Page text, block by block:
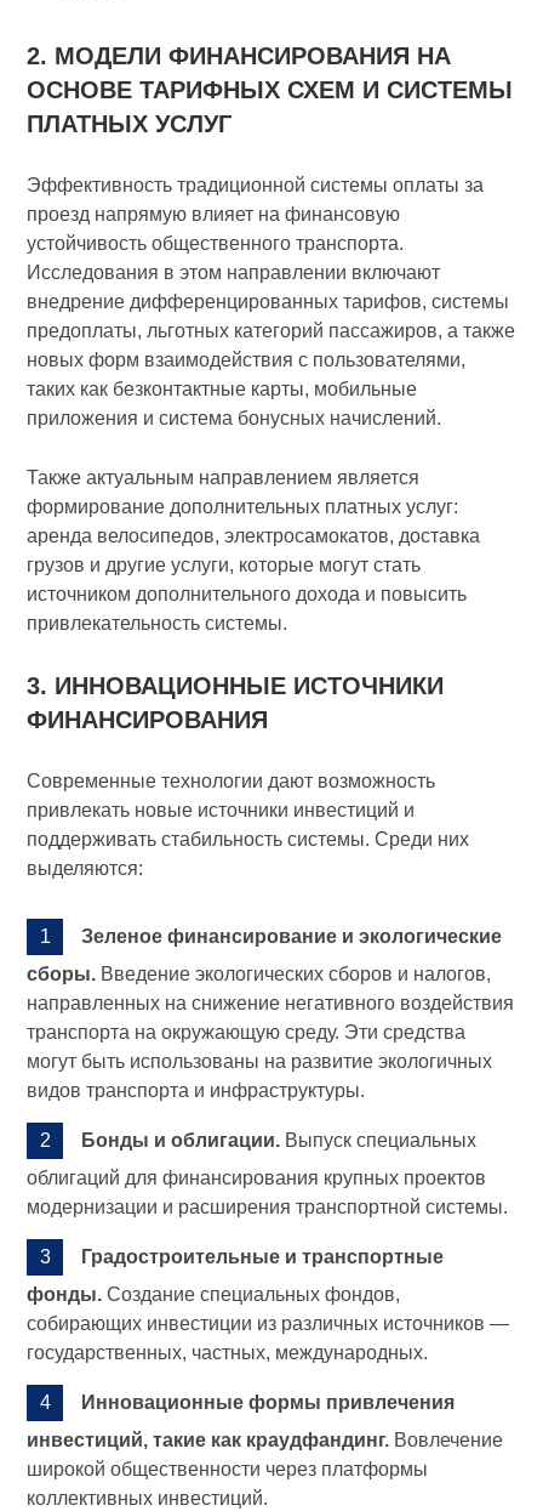
2. МОДЕЛИ ФИНАНСИРОВАНИЯ НА
ОСНОВЕ ТАРИФНЫХ СХЕМ И СИСТЕМЫ
ПЛАТНЫХ УСЛУГ
Эффективность традиционной системы оплаты за
проезд напрямую влияет на финансовую
устойчивость общественного транспорта.
Исследования в этом направлении включают
внедрение дифференцированных тарифов, системы
предоплаты, льготных категорий пассажиров, а также
новых форм взаимодействия с пользователями,
таких как безконтактные карты, мобильные
приложения и система бонусных начислений.
Также актуальным направлением является
формирование дополнительных платных услуг:
аренда велосипедов, электросамокатов, доставка
грузов и другие услуги, которые могут стать
источником дополнительного дохода и повысить
привлекательность системы.
3. ИННОВАЦИОННЫЕ ИСТОЧНИКИ
ФИНАНСИРОВАНИЯ
Современные технологии дают возможность
привлекать новые источники инвестиций и
поддерживать стабильность системы. Среди них
выделяются:
Зеленое финансирование и экологические
сборы. Введение экологических сборов и налогов,
направленных на снижение негативного воздействия
транспорта на окружающую среду. Эти средства
могут быть использованы на развитие экологичных
видов транспорта и инфраструктуры.
Бонды и облигации. Выпуск специальных
облигаций для финансирования крупных проектов
модернизации и расширения транспортной системы.
Градостроительные и транспортные
фонды. Создание специальных фондов,
собирающих инвестиции из различных источников —
государственных, частных, международных.
Инновационные формы привлечения
инвестиций, такие как краудфандинг. Вовлечение
широкой общественности через платформы
коллективных инвестиций.